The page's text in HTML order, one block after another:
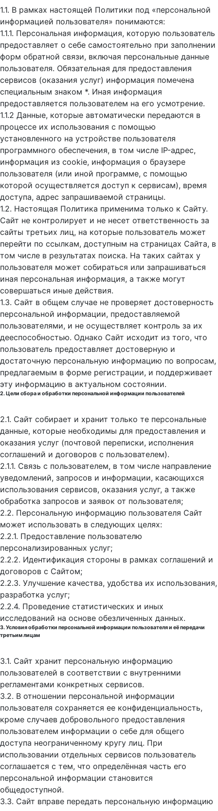
1.1. В рамках настоящей Политики под «персональной
информацией пользователя» понимаются:
1.1.1. Персональная информация, которую пользователь
предоставляет о себе самостоятельно при заполнении
форм обратной связи, включая персональные данные
пользователя. Обязательная для предоставления
сервисов (оказания услуг) информация помечена
специальным знаком *. Иная информация
предоставляется пользователем на его усмотрение.
1.1.2 Данные, которые автоматически передаются в
процессе их использования с помощью
установленного на устройстве пользователя
программного обеспечения, в том числе IP-адрес,
информация из cookie, информация о браузере
пользователя (или иной программе, с помощью
которой осуществляется доступ к cервисам), время
доступа, адрес запрашиваемой страницы.
1.2. Настоящая Политика применима только к Сайту.
Сайт не контролирует и не несет ответственность за
сайты третьих лиц, на которые пользователь может
перейти по ссылкам, доступным на страницах Сайта, в
том числе в результатах поиска. На таких сайтах у
пользователя может собираться или запрашиваться
иная персональная информация, а также могут
совершаться иные действия.
1.3. Сайт в общем случае не проверяет достоверность
персональной информации, предоставляемой
пользователями, и не осуществляет контроль за их
дееспособностью. Однако Сайт исходит из того, что
пользователь предоставляет достоверную и
достаточную персональную информацию по вопросам,
предлагаемым в форме регистрации, и поддерживает
эту информацию в актуальном состоянии.
2. Цели сбора и обработки персональной информации пользователей
2.1. Сайт собирает и хранит только те персональные
данные, которые необходимы для предоставления и
оказания услуг (почтовой переписки, исполнения
соглашений и договоров с пользователем).
2.1.1. Связь с пользователем, в том числе направление
уведомлений, запросов и информации, касающихся
использования сервисов, оказания услуг, а также
обработка запросов и заявок от пользователя;
2.2. Персональную информацию пользователя Сайт
может использовать в следующих целях:
2.2.1. Предоставление пользователю
персонализированных услуг;
2.2.2. Идентификация стороны в рамках соглашений и
договоров с Сайтом;
2.2.3. Улучшение качества, удобства их использования,
разработка услуг;
2.2.4. Проведение статистических и иных
исследований на основе обезличенных данных.
3. Условия обработки персональной информации пользователя и её передачи
третьим лицам
3.1. Сайт хранит персональную информацию
пользователей в соответствии с внутренними
регламентами конкретных сервисов.
3.2. В отношении персональной информации
пользователя сохраняется ее конфиденциальность,
кроме случаев добровольного предоставления
пользователем информации о себе для общего
доступа неограниченному кругу лиц. При
использовании отдельных сервисов пользователь
соглашается с тем, что определённая часть его
персональной информации становится
общедоступной.
3.3. Сайт вправе передать персональную информацию